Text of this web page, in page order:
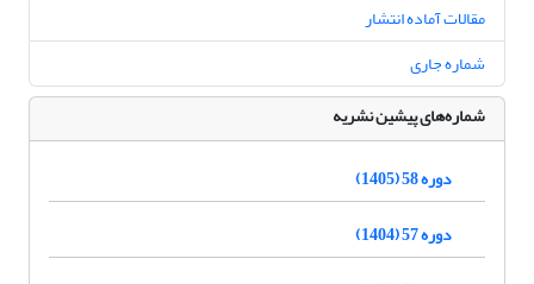
مقالات آماده انتشار
شماره جاری
شماره‌های پیشین نشریه
دوره 58 (1405)
دوره 57 (1404)